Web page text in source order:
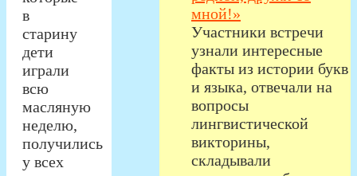
в
старину
дети
играли
всю
масляную
неделю,
получились
у всех
мной!»
Участники встречи
узнали интересные
факты из истории букв
и языка, отвечали на
вопросы
лингвистической
викторины,
складывали